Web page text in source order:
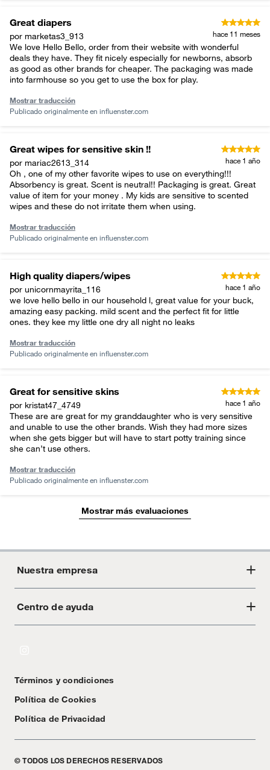
Great diapers
por marketas3_913 hace 11 meses
We love Hello Bello, order from their website with wonderful
deals they have. They fit nicely especially for newborns, absorb
as good as other brands for cheaper. The packaging was made
into farmhouse so you get to use the box for play.
Mostrar traducción
Publicado originalmente en influenster.com
Great wipes for sensitive skin !!
por mariac2613_314 hace 1 año
Oh , one of my other favorite wipes to use on everything!!!
Absorbency is great. Scent is neutral!! Packaging is great. Great
value of item for your money . My kids are sensitive to scented
wipes and these do not irritate them when using.
Mostrar traducción
Publicado originalmente en influenster.com
High quality diapers/wipes
por unicornmayrita_116 hace 1 año
we love hello bello in our household l, great value for your buck,
amazing easy packing. mild scent and the perfect fit for little
ones. they kee my little one dry all night no leaks
Mostrar traducción
Publicado originalmente en influenster.com
Great for sensitive skins
por kristat47_4749 hace 1 año
These are are great for my granddaughter who is very sensitive
and unable to use the other brands. Wish they had more sizes
when she gets bigger but will have to start potty training since
she can’t use others.
Mostrar traducción
Publicado originalmente en influenster.com
Mostrar más evaluaciones
Nuestra empresa
Acerca de Crate
Centro de ayuda
Textos Legales
Términos y condiciones
Política de Cookies
Política de Privacidad
© TODOS LOS DERECHOS RESERVADOS